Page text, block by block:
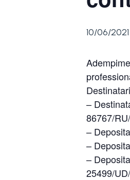
10/06/
–
86767/
–
–
–
25499/